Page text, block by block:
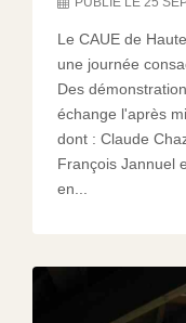
Le CAUE de
une journée
Des
échange l'après
dont : Claude
François Jannuel
en...